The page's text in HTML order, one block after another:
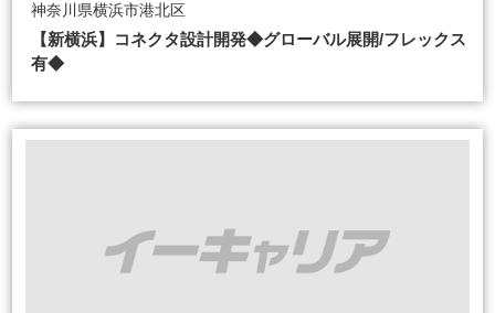
神奈川県横浜市港北区
【新横浜】コネクタ設計開発◆グローバル展開/フレックス
有◆